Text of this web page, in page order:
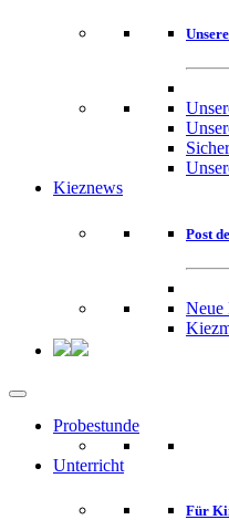
Kieznews
Post
Neue
Probestunde
Unterricht
Für